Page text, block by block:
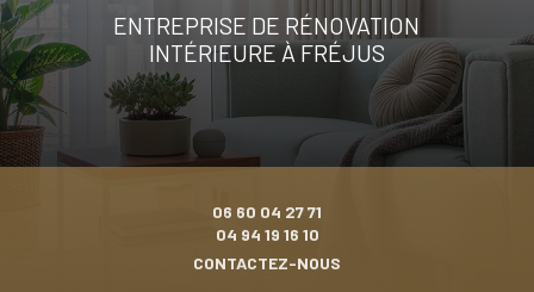
ENTREPRISE DE RÉNOVATION
INTÉRIEURE À FRÉJUS
06 60 04 27 71
04 94 19 16 10
CONTACTEZ-NOUS